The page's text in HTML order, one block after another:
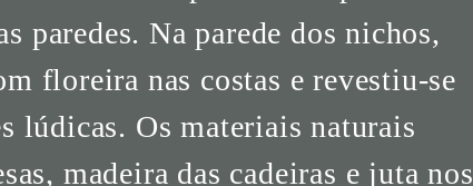
paredes. Na parede dos nichos,
floreira nas costas e revestiu-se
lúdicas. Os materiais naturais
madeira das cadeiras e juta nos